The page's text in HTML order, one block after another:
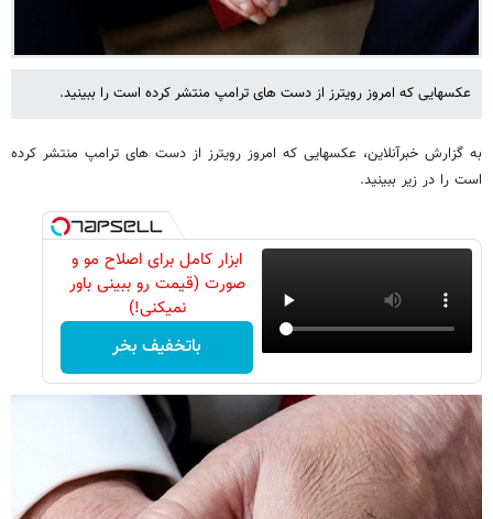
عکسهایی که امروز رویترز از دست های ترامپ منتشر کرده است را ببینید.
به گزارش خبرآنلاین، عکسهایی که امروز رویترز از دست های ترامپ منتشر کرده
است را در زیر ببینید.
ابزار کامل برای اصلاح مو و
صورت (قیمت رو ببینی باور
نمیکنی!)
باتخفیف بخر